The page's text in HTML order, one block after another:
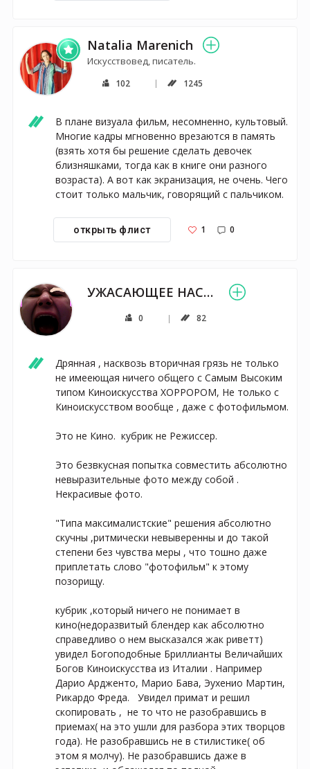
Natalia Marenich
Искусствовед, писатель.
102 1245
В плане визуала фильм, несомненно, культовый.
Многие кадры мгновенно врезаются в память
(взять хотя бы решение сделать девочек
близняшками, тогда как в книге они разного
возраста). А вот как экранизация, не очень. Чего
стоит только мальчик, говорящий с пальчиком.
открыть флист 1 0
УЖАСАЮЩЕЕ НАСЛАЖДЕНИЕ-ШОК
0 82
Дрянная , насквозь вторичная грязь не только
не имееющая ничего общего с Самым Высоким
типом Киноискусства ХОРРОРОМ, Не только с
Киноискусством вообще , даже с фотофильмом.
Это не Кино.  кубрик не Режиссер.
Это безвкусная попытка совместить абсолютно
невыразительные фото между собой .
Некрасивые фото.
"Типа максималистские" решения абсолютно
скучны ,ритмически невыверенны и до такой
степени без чувства меры , что тошно даже
приплетать слово "фотофильм" к этому
позорищу.
кубрик ,который ничего не понимает в
кино(недоразвитый блендер как абсолютно
справедливо о нем высказался жак риветт)
увидел Богоподобные Бриллианты Величайших
Богов Киноискусства из Италии . Например
Дарио Ардженто, Марио Бава, Эухенио Мартин,
Рикардо Фреда.   Увидел примат и решил
скопировать ,  не то что не разобравшись в
приемах( на это ушли для разбора этих творцов
года). Не разобравшись не в стилистике( об
этом я молчу). Не разобравшись даже в